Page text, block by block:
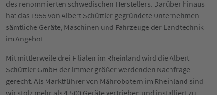
des renommierten schwedischen Herstellers. Darüber hinaus
hat das 1955 von Albert Schüttler gegründete Unternehmen
sämtliche Geräte, Maschinen und Fahrzeuge der Landtechnik
im Angebot.
Mit mittlerweile drei Filialen im Rheinland wird die Albert
Schüttler GmbH der immer größer werdenden Nachfrage
gerecht. Als Marktführer von Mährobotern im Rheinland sind
wir stolz mehr als 4.500 Geräte vertrieben und installiert zu